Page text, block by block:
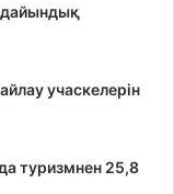
дайындық
учаскелерін
туризмнен 25,8